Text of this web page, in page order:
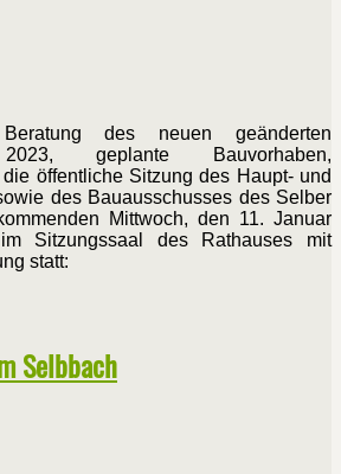
des neuen geänderten
2023, geplante Bauvorhaben,
öffentliche Sitzung des Haupt- und
des Bauausschusses des Selber
Mittwoch, den 11. Januar
Sitzungssaal des Rathauses mit
statt:
Selbbach